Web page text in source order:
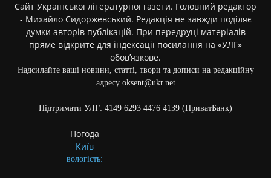
Сайт Української літературної газети. Головний редактор
- Михайло Сидоржевський. Редакція не завжди поділяє
думки авторів публікацій. При передруці матеріалів
пряме відкрите для індексації посилання на «УЛГ»
обов’язкове.
Надсилайте ваші новини, статті, твори та дописи на редакційну
адресу oksent@ukr.net
Підтримати УЛГ: 4149 6293 4476 4139 (ПриватБанк)
Погода
Київ
вологість: